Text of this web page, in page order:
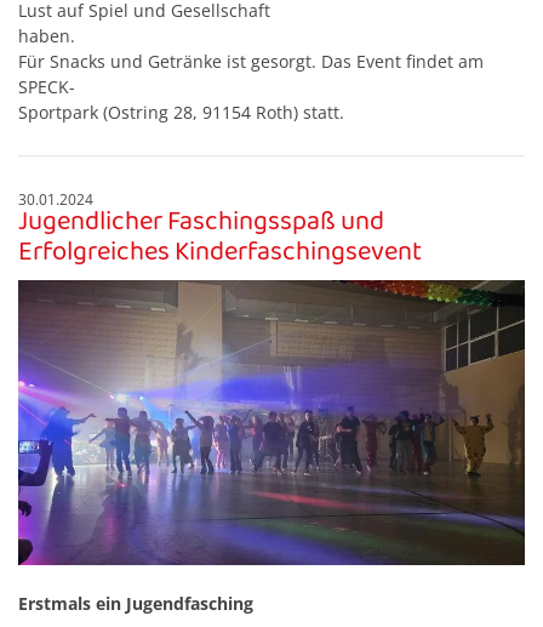
Lust auf Spiel und Gesellschaft
haben.
Für Snacks und Getränke ist gesorgt. Das Event findet am
SPECK-
Sportpark (Ostring 28, 91154 Roth) statt.
30.01.2024
Jugendlicher Faschingsspaß und
Erfolgreiches Kinderfaschingsevent
Erstmals ein Jugendfasching